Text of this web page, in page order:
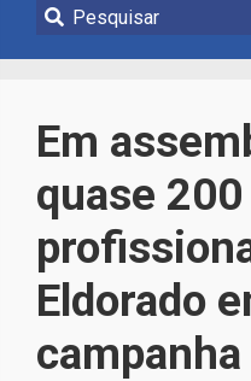
Notícias
Em
quase
Eldorado
campanha